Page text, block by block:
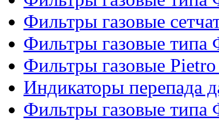
Фильтры газовые
Фильтры газовые
Фильтры газовые
Индикаторы перепада
Фильтры газовые